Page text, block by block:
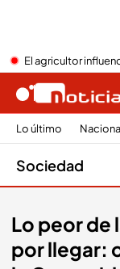
El agricultor
Lo último
Sociedad
Lo peor de
por llegar: